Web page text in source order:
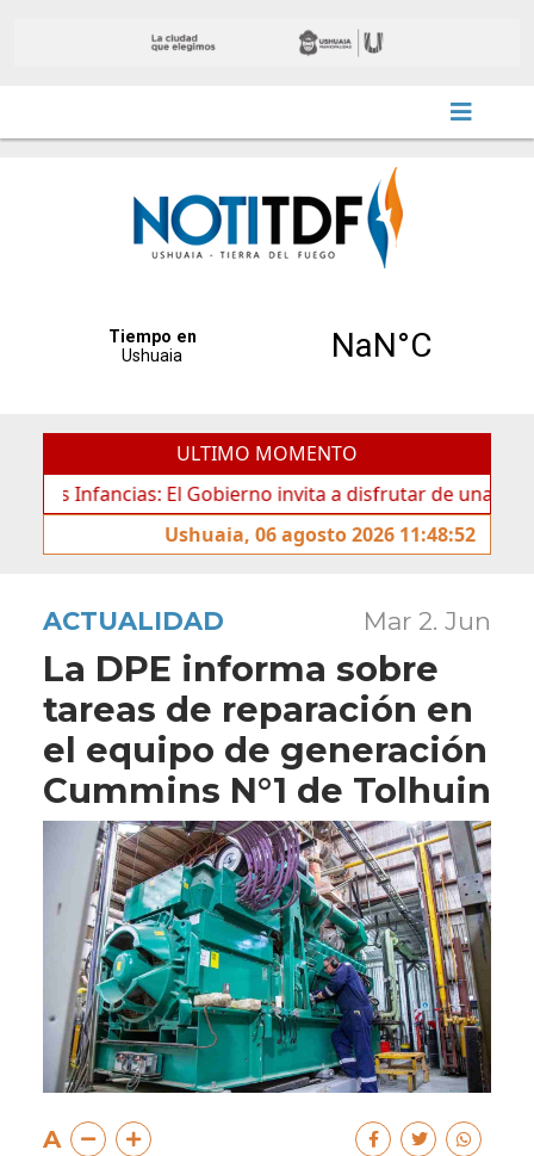
ULTIMO MOMENTO
Infancias: El Gobierno invita a disfrutar de una nueva
Ushuaia, 06 agosto 2026 11:48:52
ACTUALIDAD Mar 2. Jun
La DPE informa sobre
tareas de reparación en
el equipo de generación
Cummins N°1 de Tolhuin
A